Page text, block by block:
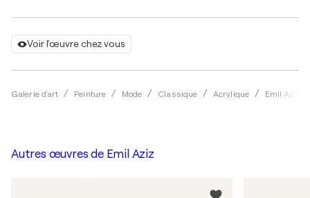
Voir l'œuvre chez vous
Galerie d'art Peinture Mode Classique Acrylique Emil Aziz
Autres œuvres de Emil Aziz